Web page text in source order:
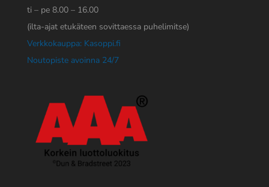
ti – pe 8.00 – 16.00
(ilta-ajat etukäteen sovittaessa puhelimitse)
Verkkokauppa: Kasoppi.fi
Noutopiste avoinna 24/7